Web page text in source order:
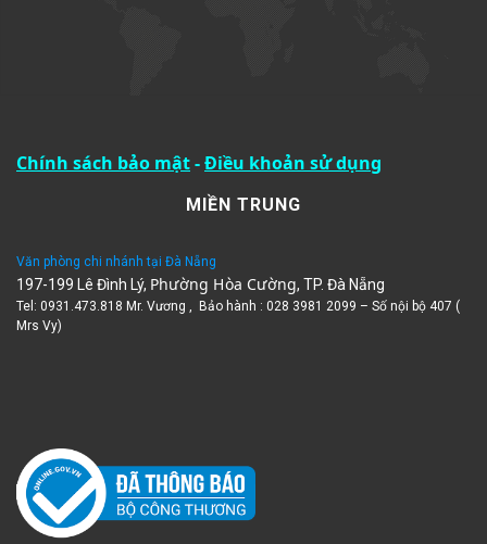
Chính sách bảo mật-Điều khoản sử dụng
MIỀN TRUNG
Văn phòng chi nhánh tại Đà Nẵng
197-199 Lê Đình Lý, Phường Hòa Cường, TP. Đà Nẵng
Tel: 0931.473.818 Mr. Vương , Bảo hành : 028 3981 2099 – Số nội bộ 407 (
Mrs Vy)